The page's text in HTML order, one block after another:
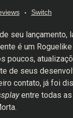
Switch
seu lançamento,
é um
poucos,
de seus
contato, já foi
entre todas